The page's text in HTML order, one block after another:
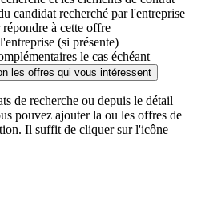
candidat recherché par l'entreprise
à cette offre
(si présente)
le cas échéant
les offres qui vous intéressent
de recherche ou depuis le détail
pouvez ajouter la ou les offres de
Il suffit de cliquer sur l'icône